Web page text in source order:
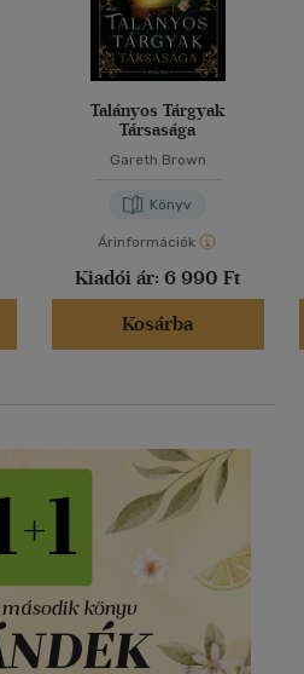
Talányos Tárgyak
Társasága
Gareth Brown
Könyv
Árinformációk
Kiadói ár: 6 990 Ft
Kosárba